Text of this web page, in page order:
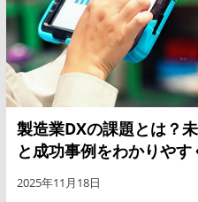
製造業DXの課題とは？
と成功事例をわかりやす
2025年11月18日